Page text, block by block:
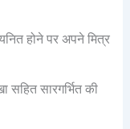
होने पर अपने मित्र
सारगर्भित की